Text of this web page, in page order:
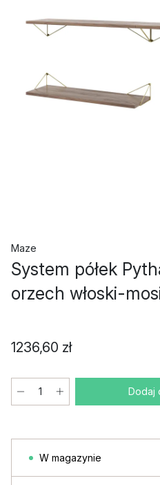
Maze
System półek
orzech włoski-
1236,60 zł
Dodaj
W magazynie